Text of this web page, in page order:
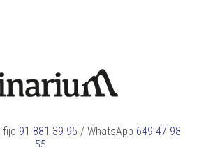
fijo 91 881 39 95 / WhatsApp 649 47 98